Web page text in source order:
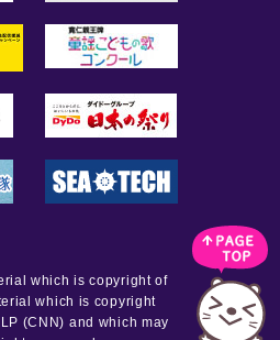
which is copyright of
which is copyright
(CNN) and which may